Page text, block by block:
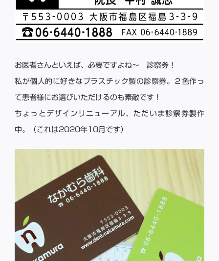
お医者さんといえば、必要ですよね〜 診察券！
私が個人的に好きなプラスチック製の診察券。２色作っ
て患者様にお選びいただけるのも素敵です！
ちょっとデザインリニューアル、ただいま診察券製作
中。（これは2020年10月です）